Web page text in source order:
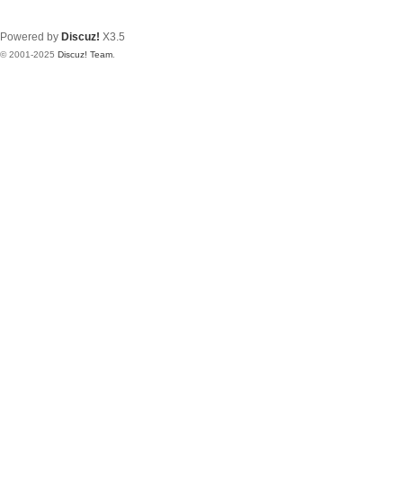
Powered by Discuz! X3.5
© 2001-2025 Discuz! Team